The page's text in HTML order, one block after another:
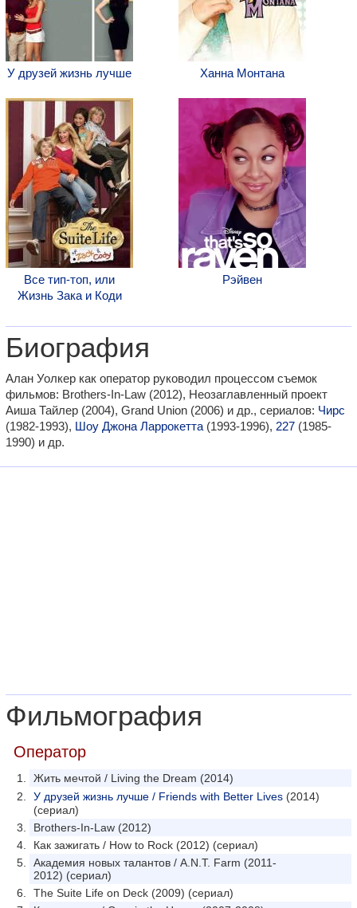
У друзей жизнь лучше Ханна Монтана
Все тип-топ, или
Жизнь Зака и Коди
Рэйвен
Биография
Алан Уолкер как оператор руководил процессом съемок
фильмов: Brothers-In-Law (2012), Неозаглавленный проект
Аиша Тайлер (2004), Grand Union (2006) и др., сериалов: Чирс
(1982-1993), Шоу Джона Ларрокетта (1993-1996), 227 (1985-
1990) и др.
Фильмография
Оператор
Жить мечтой / Living the Dream (2014)
У друзей жизнь лучше / Friends with Better Lives (2014)
(сериал)
Brothers-In-Law (2012)
Как зажигать / How to Rock (2012) (сериал)
Академия новых талантов / A.N.T. Farm (2011-
2012) (сериал)
The Suite Life on Deck (2009) (сериал)